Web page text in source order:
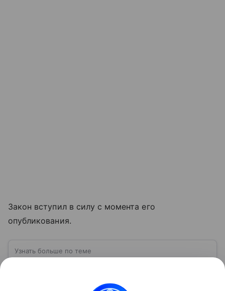
Закон вступил в силу с момента его
опубликования.
Узнать больше по теме
Инвестирование в облигации может стать